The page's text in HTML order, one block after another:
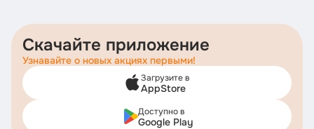
Скачайте приложение
Узнавайте о новых акциях первыми!
Загрузите в
AppStore
Доступно в
Google Play